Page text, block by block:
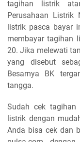
tagihan listrik
Perusahaan Listrik
listrik pasca bayar
membayar tagihan
20. Jika melewati
yang disebut
Besarnya BK
tangga.
Sudah cek
listrik dengan
Anda bisa cek dan